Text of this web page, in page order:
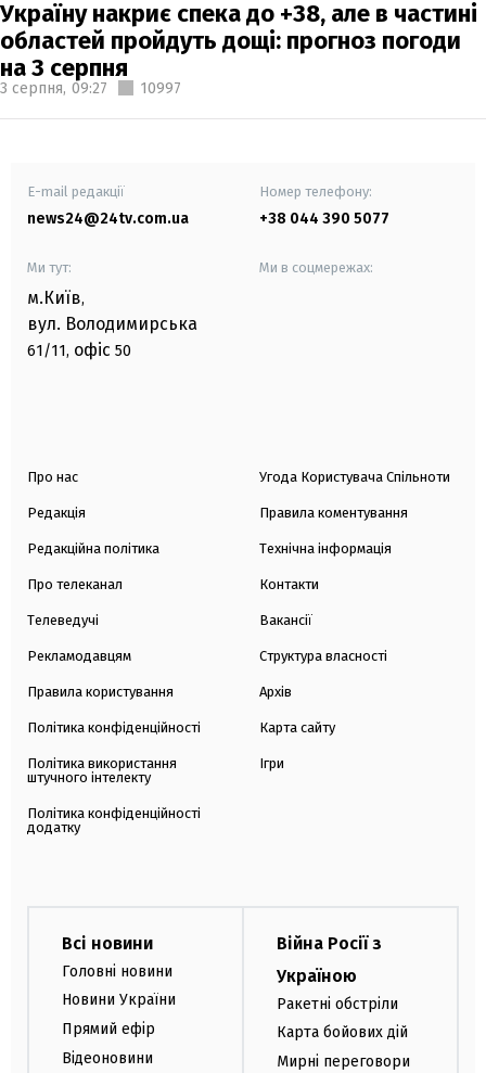
Україну накриє спека до +38, але в частині
областей пройдуть дощі: прогноз погоди
на 3 серпня
3 серпня, 09:27 10997
E-mail редакції
news24@24tv.com.ua
Номер телефону:
+38 044 390 5077
Ми тут:
м.Київ,
вул. Володимирська
61/11, офіс 50
Ми в соцмережах:
Про нас
Редакція
Редакційна політика
Про телеканал
Телеведучі
Рекламодавцям
Правила користування
Політика конфіденційності
Політика використання
штучного інтелекту
Політика конфіденційності
додатку
Угода Користувача Спільноти
Правила коментування
Технічна інформація
Контакти
Вакансії
Структура власності
Архів
Карта сайту
Ігри
Всі новини
Головні новини
Новини України
Прямий ефір
Відеоновини
Війна Росії з
Україною
Ракетні обстріли
Карта бойових дій
Мирні переговори